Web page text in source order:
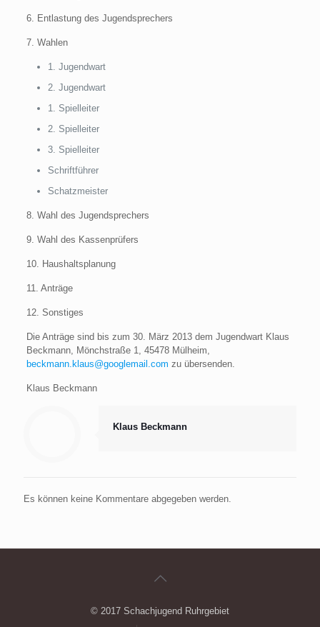
6. Entlastung des Jugendsprechers
7. Wahlen
1. Jugendwart
2. Jugendwart
1. Spielleiter
2. Spielleiter
3. Spielleiter
Schriftführer
Schatzmeister
8. Wahl des Jugendsprechers
9. Wahl des Kassenprüfers
10. Haushaltsplanung
11. Anträge
12. Sonstiges
Die Anträge sind bis zum 30. März 2013 dem Jugendwart Klaus
Beckmann, Mönchstraße 1, 45478 Mülheim,
beckmann.klaus@googlemail.com zu übersenden.
Klaus Beckmann
Klaus Beckmann
Es können keine Kommentare abgegeben werden.
© 2017 Schachjugend Ruhrgebiet